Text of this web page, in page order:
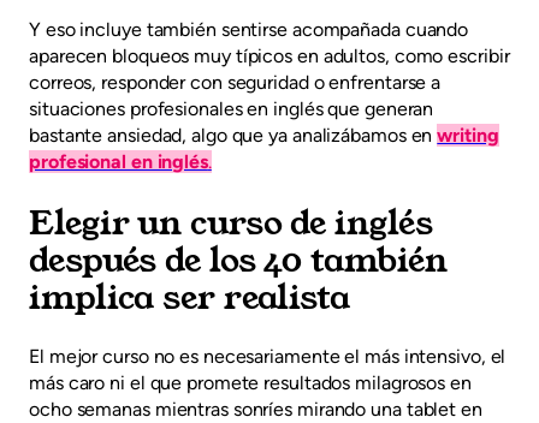
Y eso incluye también sentirse acompañada cuando
aparecen bloqueos muy típicos en adultos, como escribir
correos, responder con seguridad o enfrentarse a
situaciones profesionales en inglés que generan
bastante ansiedad, algo que ya analizábamos enwriting
profesional en inglés.
Elegir un curso de inglés
después de los 40 también
implica ser realista
El mejor curso no es necesariamente el más intensivo, el
más caro ni el que promete resultados milagrosos en
ocho semanas mientras sonríes mirando una tablet en